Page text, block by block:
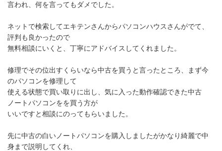
言われ、何を言ってもダメでした。
ネットで検索してエキテンさんからパソコンハウスさんがでて、
評判も良かったので
無料相談にいくと、丁寧にアドバイスしてくれました。
修理でその位出すくらいなら中古を買うと言ったところ、まず今
のパソコンを修理して
使える状態で買い取りに出し、気に入った動作確認できた中古
ノートパソコンをを買う方が
いいですと相談にのってもらいました。
先に中古の白いノートパソコンを購入しましたがかなり綺麗で中
身まで説明してくれ、